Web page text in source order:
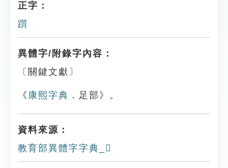
正字：
躓
異體字/附錄字內容：
〔關鍵文獻〕
《 康熙字典 ．足部》。
資料來源：
教育部異體字字典_𨆑